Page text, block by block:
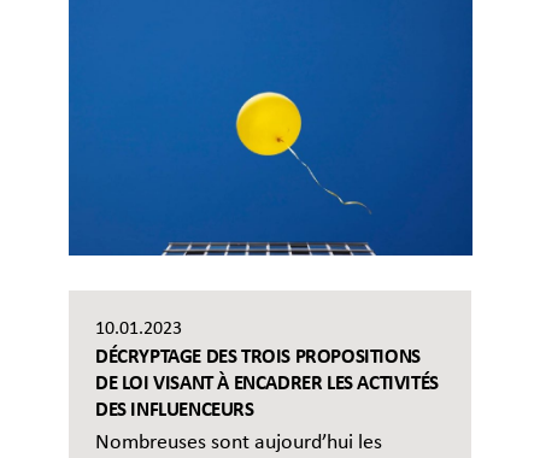
10.01.2023
DÉCRYPTAGE DES TROIS PROPOSITIONS
DE LOI VISANT À ENCADRER LES ACTIVITÉS
DES INFLUENCEURS
Nombreuses sont aujourd’hui les